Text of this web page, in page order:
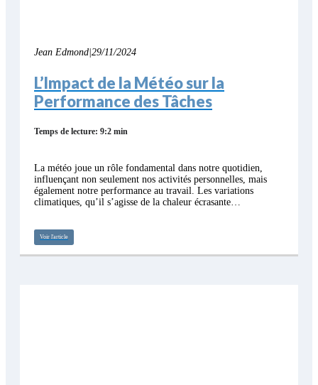
Jean Edmond 29/11/2024
L’Impact de la Météo sur la
Performance des Tâches
Temps de lecture: 9:2 min
La météo joue un rôle fondamental dans notre quotidien,
influençant non seulement nos activités personnelles, mais
également notre performance au travail. Les variations
climatiques, qu’il s’agisse de la chaleur écrasante…
Voir l'article